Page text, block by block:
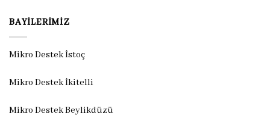
BAYILERIMIZ
Mikro Destek İstoç
Mikro Destek İkitelli
Mikro Destek Beylikdüzü